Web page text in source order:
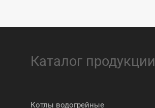
Каталог продукции
Котлы водогрейные